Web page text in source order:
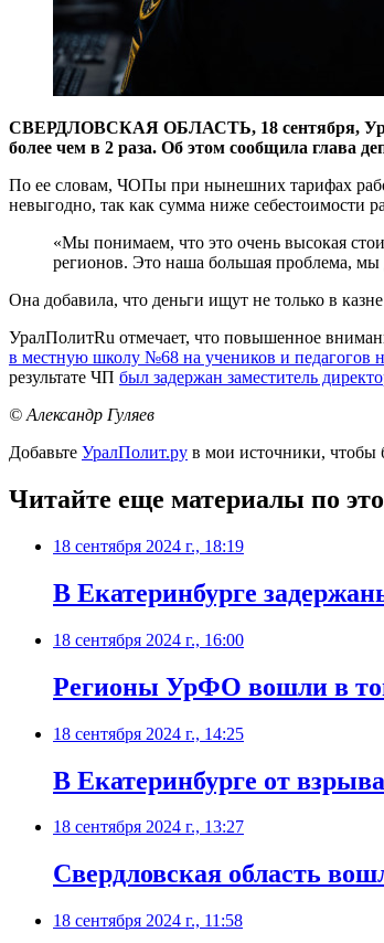
СВЕРДЛОВСКАЯ ОБЛАСТЬ, 18 сентября,
более чем в 2 раза. Об этом сообщила глава
По ее словам, ЧОПы при нынешних тарифах
невыгодно, так как сумма ниже себестоимости
«Мы понимаем, что это очень высокая
регионов. Это наша большая проблема,
Она добавила, что деньги ищут не только в
УралПолитRu отмечает, что повышенное
в местную школу №68 на учеников и педагогов
результате ЧП был задержан заместитель
© Александр Гуляев
Добавьте УралПолит.ру в мои источники, чтобы
Читайте еще материалы по
18 сентября 2024 г., 18:19
В Екатеринбурге
18 сентября 2024 г., 16:00
Регионы УрФО вошли в
18 сентября 2024 г., 14:25
В Екатеринбурге от
18 сентября 2024 г., 13:27
Свердловская область
18 сентября 2024 г., 11:58